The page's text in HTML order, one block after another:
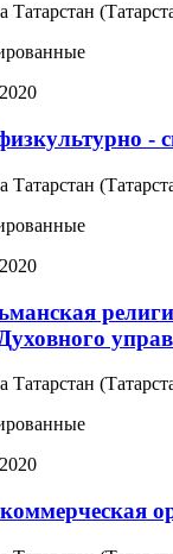
Татарстан
-
Татарстан
Татарстан